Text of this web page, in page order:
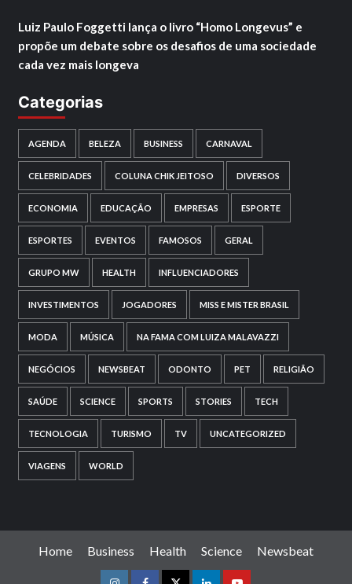
Luiz Paulo Foggetti lança o livro “Homo Longevus” e
propõe um debate sobre os desafios de uma sociedade
cada vez mais longeva
Categorias
AGENDA BELEZA BUSINESS CARNAVAL
CELEBRIDADES COLUNA CHIK JEITOSO DIVERSOS
ECONOMIA EDUCAÇÃO EMPRESAS ESPORTE
ESPORTES EVENTOS FAMOSOS GERAL
GRUPO MW HEALTH INFLUENCIADORES
INVESTIMENTOS JOGADORES MISS E MISTER BRASIL
MODA MÚSICA NA FAMA COM LUIZA MALAVAZZI
NEGÓCIOS NEWSBEAT ODONTO PET RELIGIÃO
SAÚDE SCIENCE SPORTS STORIES TECH
TECNOLOGIA TURISMO TV UNCATEGORIZED
VIAGENS WORLD
Home Business Health Science Newsbeat